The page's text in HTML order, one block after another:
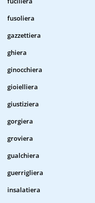
fusoliera
gazzettiera
ghiera
ginocchiera
gioielliera
giustiziera
gorgiera
groviera
gualchiera
guerrigliera
insalatiera